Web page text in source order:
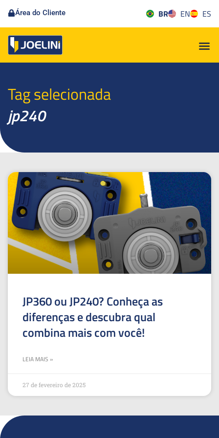
Área do Cliente BR EN ES
Tag selecionada
jp240
JP360 ou JP240? Conheça as
diferenças e descubra qual
combina mais com você!
LEIA MAIS »
27 de fevereiro de 2025